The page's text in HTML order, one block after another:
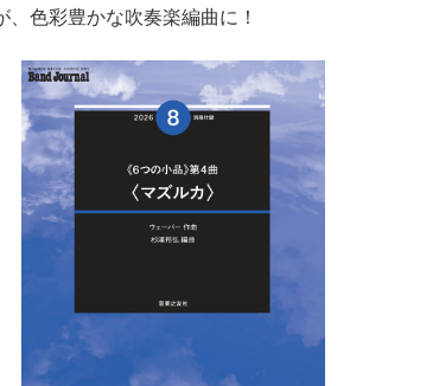
色彩豊かな吹奏楽編曲に！